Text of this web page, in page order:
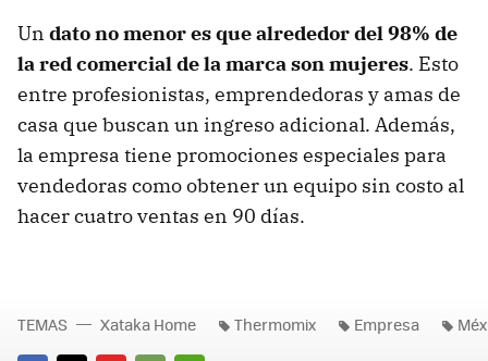
Un dato no menor es que alrededor del 98% de
la red comercial de la marca son mujeres. Esto
entre profesionistas, emprendedoras y amas de
casa que buscan un ingreso adicional. Además,
la empresa tiene promociones especiales para
vendedoras como obtener un equipo sin costo al
hacer cuatro ventas en 90 días.
TEMAS Xataka Home Thermomix Empresa